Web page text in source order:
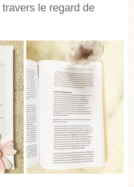
le regard de